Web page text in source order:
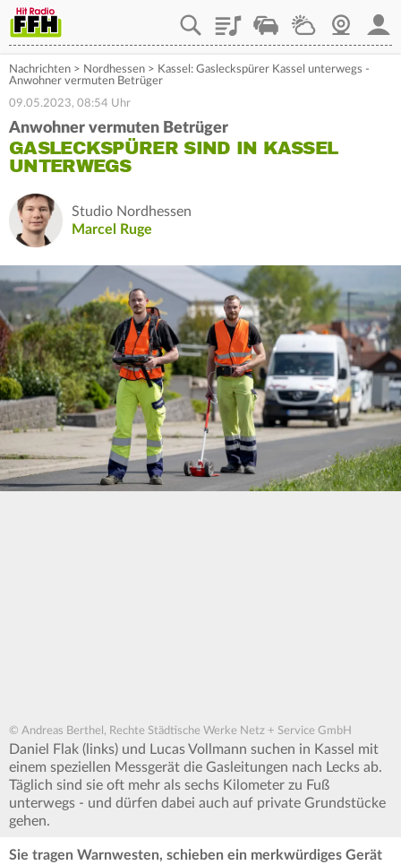
PlaylistStaupilotWetterWebcam
Nachrichten > Nordhessen > Kassel: Gasleckspürer Kassel unterwegs -
Anwohner vermuten Betrüger
09.05.2023, 08:54 Uhr
Anwohner vermuten Betrüger
GASLECKSPÜRER SIND IN KASSEL
UNTERWEGS
Studio Nordhessen
Marcel Ruge
© Andreas Berthel, Rechte Städtische Werke Netz + Service GmbH
Daniel Flak (links) und Lucas Vollmann suchen in Kassel mit
einem speziellen Messgerät die Gasleitungen nach Lecks ab.
Täglich sind sie oft mehr als sechs Kilometer zu Fuß
unterwegs - und dürfen dabei auch auf private Grundstücke
gehen.
Sie tragen Warnwesten, schieben ein merkwürdiges Gerät